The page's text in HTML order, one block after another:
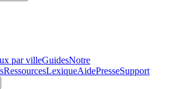
par villeGuidesNotre
RessourcesLexiqueAidePresseSupport